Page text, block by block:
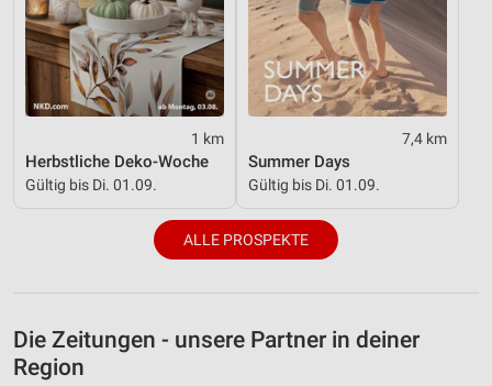
1 km
Herbstliche Deko-Woche
Gültig bis Di. 01.09.
7,4 km
Summer Days
Gültig bis Di. 01.09.
ALLE PROSPEKTE
Die Zeitungen - unsere Partner in deiner
Region